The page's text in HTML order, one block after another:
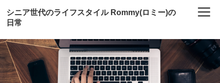
シニア世代のライフスタイル Rommy(ロミー)の
日常